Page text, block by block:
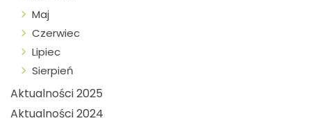
Maj
Czerwiec
Lipiec
Sierpień
Aktualności 2025
Aktualności 2024